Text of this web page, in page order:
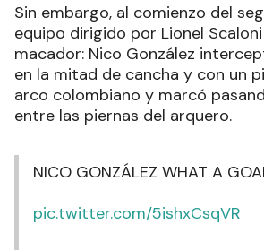
Sin embargo, al comienzo del
equipo dirigido por Lionel
macador: Nico González
en la mitad de cancha y con un
arco colombiano y marcó
entre las piernas del arquero.
NICO GONZÁLEZ WHAT A
pic.twitter.com/5ishxCsqVR